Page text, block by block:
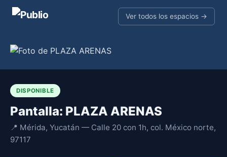
Ver todos los espacios →
DISPONIBLE
Pantalla: PLAZA ARENAS
📍 Mérida, Yucatán — Calle 20 con 1h, col. México norte,
97117